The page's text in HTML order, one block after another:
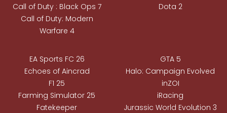
Call of Duty : Black Ops 7
Call of Duty: Modern
Warfare 4
Dota 2
EA Sports FC 26
Echoes of Aincrad
F1 25
Farming Simulator 25
Fatekeeper
GTA 5
Halo: Campaign Evolved
inZOI
iRacing
Jurassic World Evolution 3